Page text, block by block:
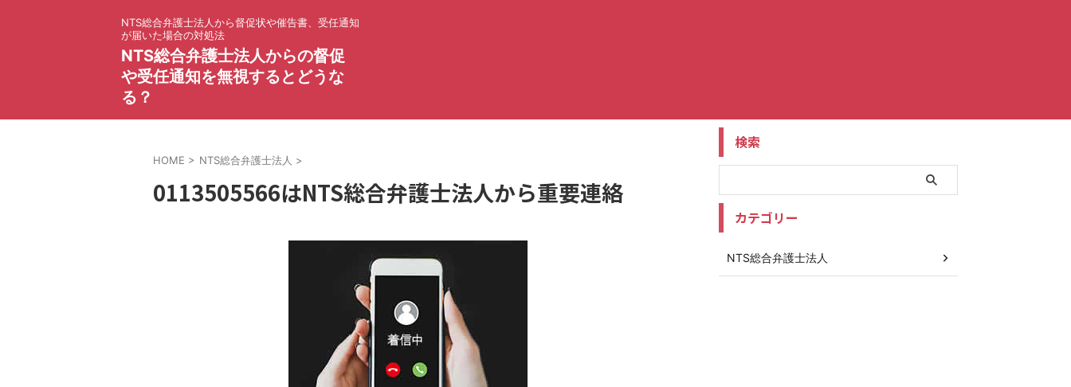
NTS総合弁護士法人から督促状や催告書、受任通知
が届いた場合の対処法
NTS総合弁護士法人からの督促
や受任通知を無視するとどうな
る？
HOME > NTS総合弁護士法人 >
0113505566はNTS総合弁護士法人から重要連絡
検索
カテゴリー
NTS総合弁護士法人